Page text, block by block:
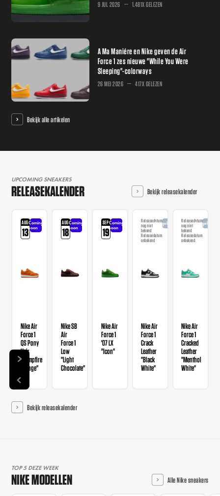
9 JUL 2026 1.481X GELEZEN
A Ma Maniére en Nike geven de Air
Force 1 zes nieuwe "While You Were
Sleeping"-colorways
26 MEI 2026 417X GELEZEN
Bekijk alle artikelen
UPCOMING SNEAKERS
RELEASEKALENDER Bekijk releasekalender
AUG
13
Coming
soon
Nike Air
Force 1
QS Pony
Hair
"Campfire
Orange"
AUG
18
Coming
soon
Nike SB
Air
Force 1
Low
"Light
Chocolate"
SEP
19
Coming
soon
Nike Air
Force 1
'07 LX
"Icon"
Releasedatum
nog niet
bekend
Releasedatum
onbekend
Aangekondigd
Nike Air
Force 1
Crack
Leather
"Black
White"
Releasedatum
nog niet
bekend
Releasedatum
onbekend
Nike Air
Force 1
Cracked
Leather
"Menthol
White"
Bekijk releasekalender
TOP 5 DEZE WEEK
NIKE MODELLEN Alle Nike sneakers